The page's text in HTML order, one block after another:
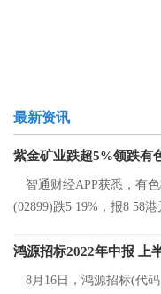
最新资讯
紫金矿业跌超5%领跌有
智通财经APP获悉，有
(02899)跌5 19%，报8 58
鸿源招标2022年中报 上
8月16日，鸿源招标(代